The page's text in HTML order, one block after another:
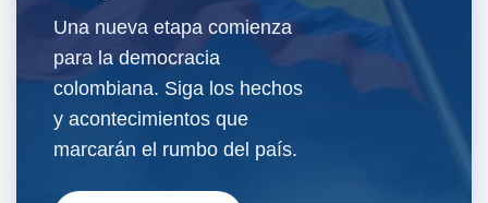
Una nueva etapa comienza
para la democracia
colombiana. Siga los hechos
y acontecimientos que
marcarán el rumbo del país.